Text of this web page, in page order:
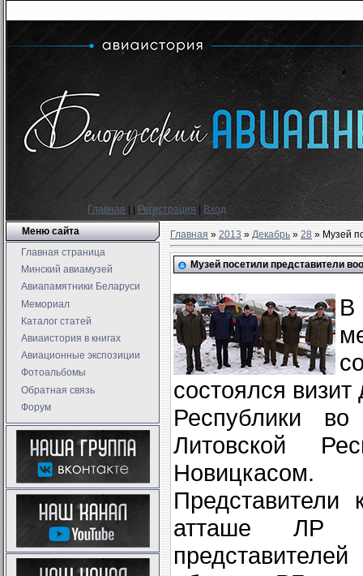
Главная Регистрация
Вход
Меню сайта
Главная страница
Минский авиамузей
Авиапамятники Беларуси
Мемориал
Каталог статей
Авиаистория в книгах
Авиационные экспозиции
Фотоальбомы
Обратная связь
Форум
Главная»2013 » Декабрь » 28» Музей
Музей посетили представители
В
состоялся
Республики
Литовской
Новицкасом.
атташе ЛР